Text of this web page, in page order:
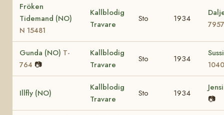
Fröken
Tidemand (NO)
N 15481
Kallblodig
Travare
Sto 1934
7957
Gunda (NO) T-
764 📷
Kallblodig
Travare
Sto 1934
Illfly (NO)
Kallblodig
Travare
Sto 1934
📷